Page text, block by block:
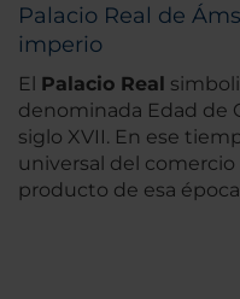
Palacio Real de
imperio
El Palacio Real
denominada Edad de
siglo XVII. En ese
universal del comercio
producto de esa